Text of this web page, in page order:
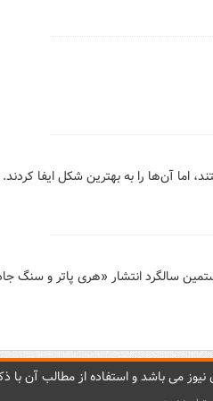
اما آن‌ها را به بهترین شکل ایفا کردند.
سالگرد انتشار «هری پاتر و سنگ
می باشد و استفاده از مطالب آن با